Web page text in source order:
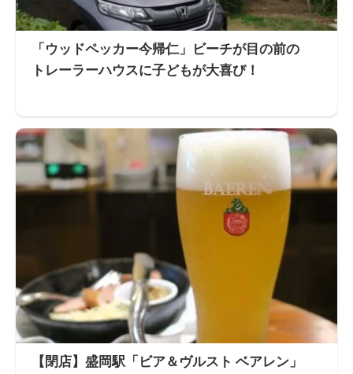
「ウッドペッカー今帰仁」ビーチが目の前の
トレーラーハウスに子どもが大喜び！
【閉店】盛岡駅「ビア＆ヴルスト ベアレン」